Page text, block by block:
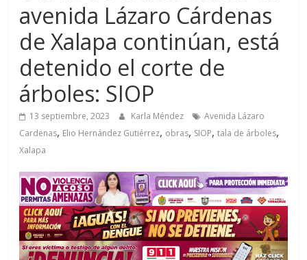
avenida Lázaro Cárdenas
de Xalapa continúan, está
detenido el corte de
árboles: SIOP
13 septiembre, 2023 Karla Méndez
Avenida Lázaro
Cardenas, Elio Hernández Gutiérrez, obras, SIOP,tala de árboles,
Xalapa